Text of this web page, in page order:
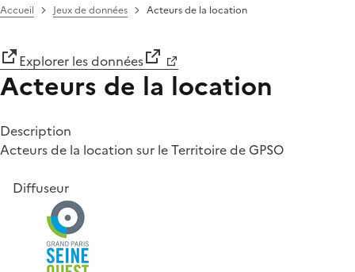
Accueil Jeux de données Acteurs de la location
Explorer les données
Acteurs de la location
Description
Acteurs de la location sur le Territoire de GPSO
Diffuseur